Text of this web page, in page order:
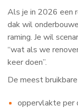
Als je in 2026 een
dak wil
raming. Je wil
“wat als we
keer doen”.
De meest
oppervlakte per